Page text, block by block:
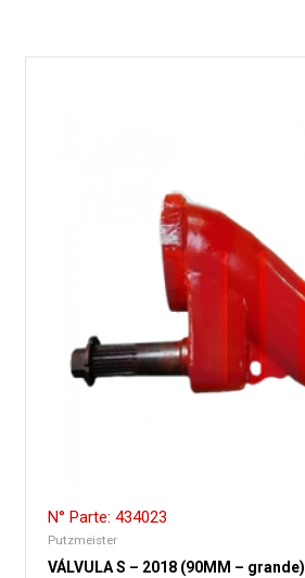
N° Parte: 434023
Putzmeister
VÁLVULA S – 2018 (90MM – grande)